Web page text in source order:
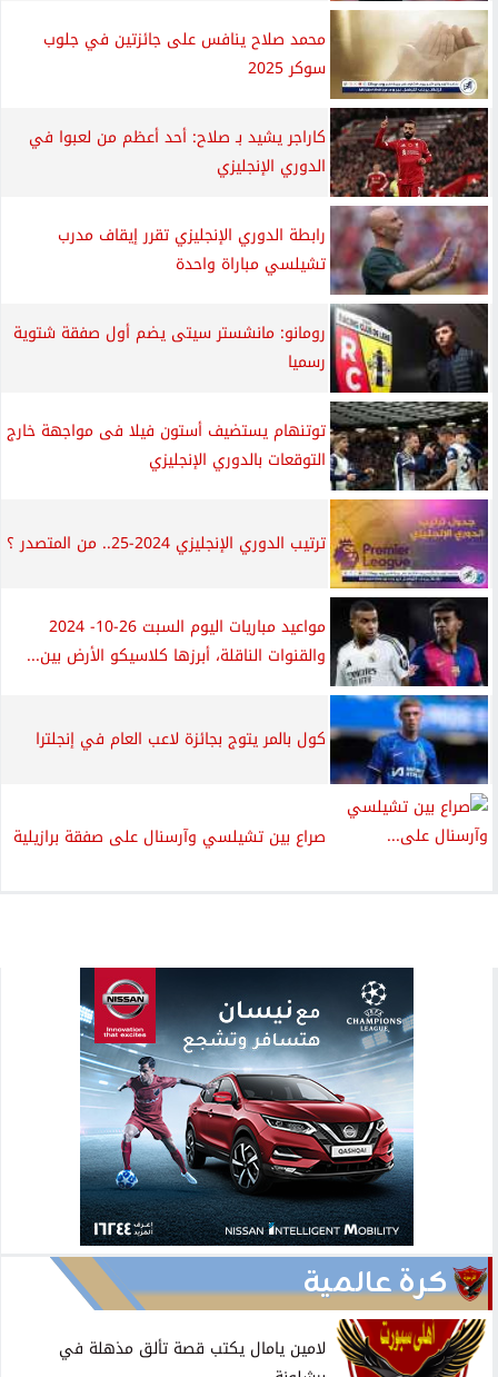
محمد صلاح ينافس على جائزتين في جلوب
سوكر 2025
كاراجر يشيد بـ صلاح: أحد أعظم من لعبوا في
الدوري الإنجليزي
رابطة الدوري الإنجليزي تقرر إيقاف مدرب
تشيلسي مباراة واحدة
رومانو: مانشستر سيتى يضم أول صفقة شتوية
رسميا
توتنهام يستضيف أستون فيلا فى مواجهة خارج
التوقعات بالدوري الإنجليزي
ترتيب الدوري الإنجليزي 2024-25.. من المتصدر ؟
مواعيد مباريات اليوم السبت 26-10- 2024
والقنوات الناقلة، أبرزها كلاسيكو الأرض بين...
كول بالمر يتوج بجائزة لاعب العام في إنجلترا
صراع بين تشيلسي وآرسنال على صفقة برازيلية
كرة عالمية
لامين يامال يكتب قصة تألق مذهلة في